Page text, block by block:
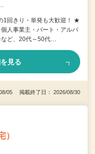
1回きり・単発も大歓迎！ ★
人事業主・パート・アルバ
など、20代～50代…
見る
05 掲載終了日： 2026/08/30